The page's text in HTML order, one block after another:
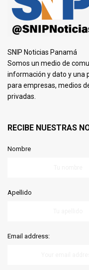
SNIP Noticias Panamá
Somos un medio de
información y dato y una
para empresas, medios
privadas.
RECIBE NUESTRAS
Nombre
Apellido
Email address: